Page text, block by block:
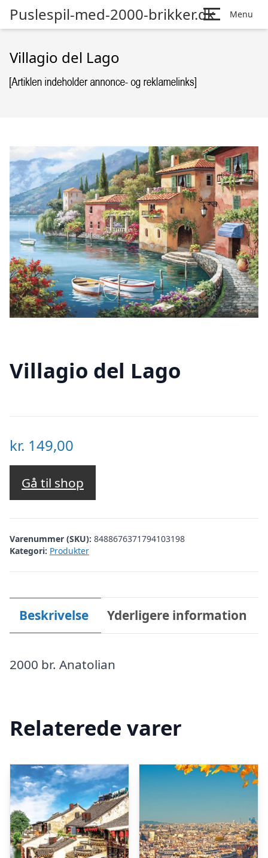
Puslespil-med-2000-brikker.dk Menu
Villagio del Lago
Villagio del Lago
kr. 149,00
Gå til shop
Varenummer (SKU): 8488676371794103198
Kategori: Produkter
Beskrivelse Yderligere information
2000 br. Anatolian
Relaterede varer